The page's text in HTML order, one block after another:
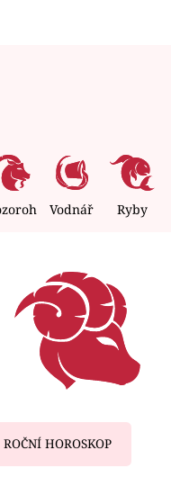
Vodnář Ryby
ROČNÍ HOROSKOP